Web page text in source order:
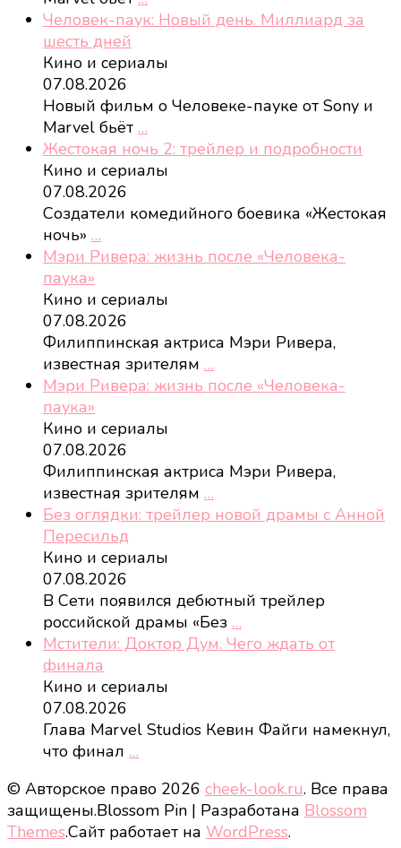
Человек-паук: Новый день. Миллиард за
шесть дней
Кино и сериалы
07.08.2026
Новый фильм о Человеке-пауке от Sony и
Marvel бьёт …
Жестокая ночь 2: трейлер и подробности
Кино и сериалы
07.08.2026
Создатели комедийного боевика «Жестокая
ночь» …
Мэри Ривера: жизнь после «Человека-
паука»
Кино и сериалы
07.08.2026
Филиппинская актриса Мэри Ривера,
известная зрителям …
Мэри Ривера: жизнь после «Человека-
паука»
Кино и сериалы
07.08.2026
Филиппинская актриса Мэри Ривера,
известная зрителям …
Без оглядки: трейлер новой драмы с Анной
Пересильд
Кино и сериалы
07.08.2026
В Сети появился дебютный трейлер
российской драмы «Без …
Мстители: Доктор Дум. Чего ждать от
финала
Кино и сериалы
07.08.2026
Глава Marvel Studios Кевин Файги намекнул,
что финал …
© Авторское право 2026 cheek-look.ru. Все права
защищены.Blossom Pin | Разработана Blossom
Themes.Сайт работает на WordPress.